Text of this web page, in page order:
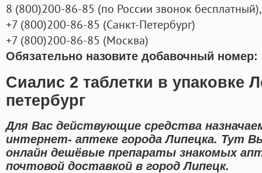
8 (800)200-86-85 (по России звонок бесплатный),
+7 (800)200-86-85 (Санкт-Петербург)
+7 (800)200-86-85 (Москва)
Обязательно назовите добавочный номер:
Сиалис 2 таблетки в упаковке
петербург
Для Вас действующие средства
интернет- аптеке города Липецка. Тут
онлайн дешёвые препараты знакомых
почтовой доставкой в город Липецк.